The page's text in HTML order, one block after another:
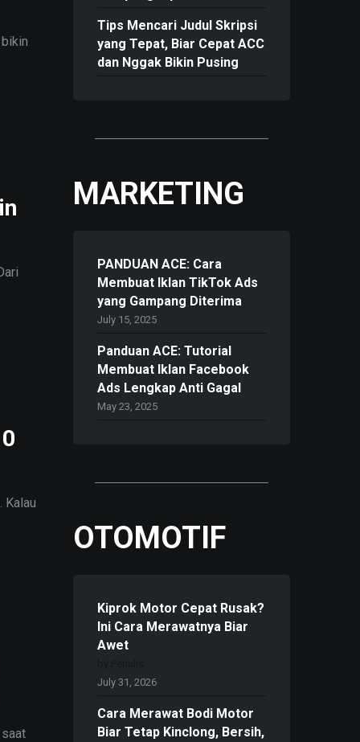
Kalau
Tips Mencari Judul Skripsi
yang Tepat, Biar Cepat ACC
dan Nggak Bikin Pusing
MARKETING
PANDUAN ACE: Cara
Membuat Iklan TikTok Ads
yang Gampang Diterima
July 15, 2025
Panduan ACE: Tutorial
Membuat Iklan Facebook
Ads Lengkap Anti Gagal
May 23, 2025
OTOMOTIF
Kiprok Motor Cepat Rusak?
Ini Cara Merawatnya Biar
Awet
July 31, 2026
Cara Merawat Bodi Motor
Biar Tetap Kinclong, Bersih,